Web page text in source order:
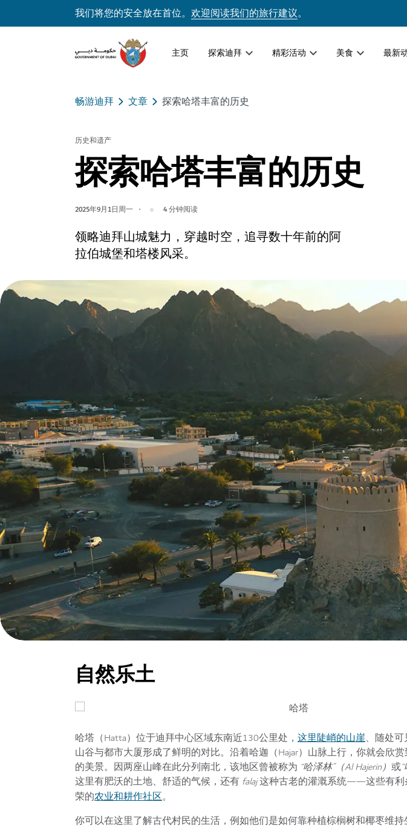
我们将您的安全放在首位。 欢迎阅读我们的旅行建议。
主页 探索迪拜 精彩活动 美食 最新
畅游迪拜 文章 探索哈塔丰富的历史
历史和遗产
探索哈塔丰富的历史
2025年9月1日周一 4分钟阅读
领略迪拜山城魅力，穿越时空，追寻数十年前的阿
拉伯城堡和塔楼风采。
自然乐土
哈塔（Hatta）位于迪拜中心区域东南近130公里处， 这里陡峭的山崖、随处
山谷与都市大厦形成了鲜明的对比。沿着哈迦（Hajar）山脉上行，你就会欣
的美景。因两座山峰在此分列南北，该地区曾被称为 “哈泽林”（Al Hajerin） 或
这里有肥沃的土地、舒适的气候，还有 falaj这种古老的灌溉系统——这些有利
荣的农业和耕作社区。
你可以在这里了解古代村民的生活，例如他们是如何靠种植棕榈树和椰枣维